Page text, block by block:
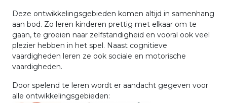
Deze ontwikkelingsgebieden komen altijd in samenhang
aan bod. Zo leren kinderen prettig met elkaar om te
gaan, te groeien naar zelfstandigheid en vooral ook veel
plezier hebben in het spel. Naast cognitieve
vaardigheden leren ze ook sociale en motorische
vaardigheden.
Door spelend te leren wordt er aandacht gegeven voor
alle ontwikkelingsgebieden: